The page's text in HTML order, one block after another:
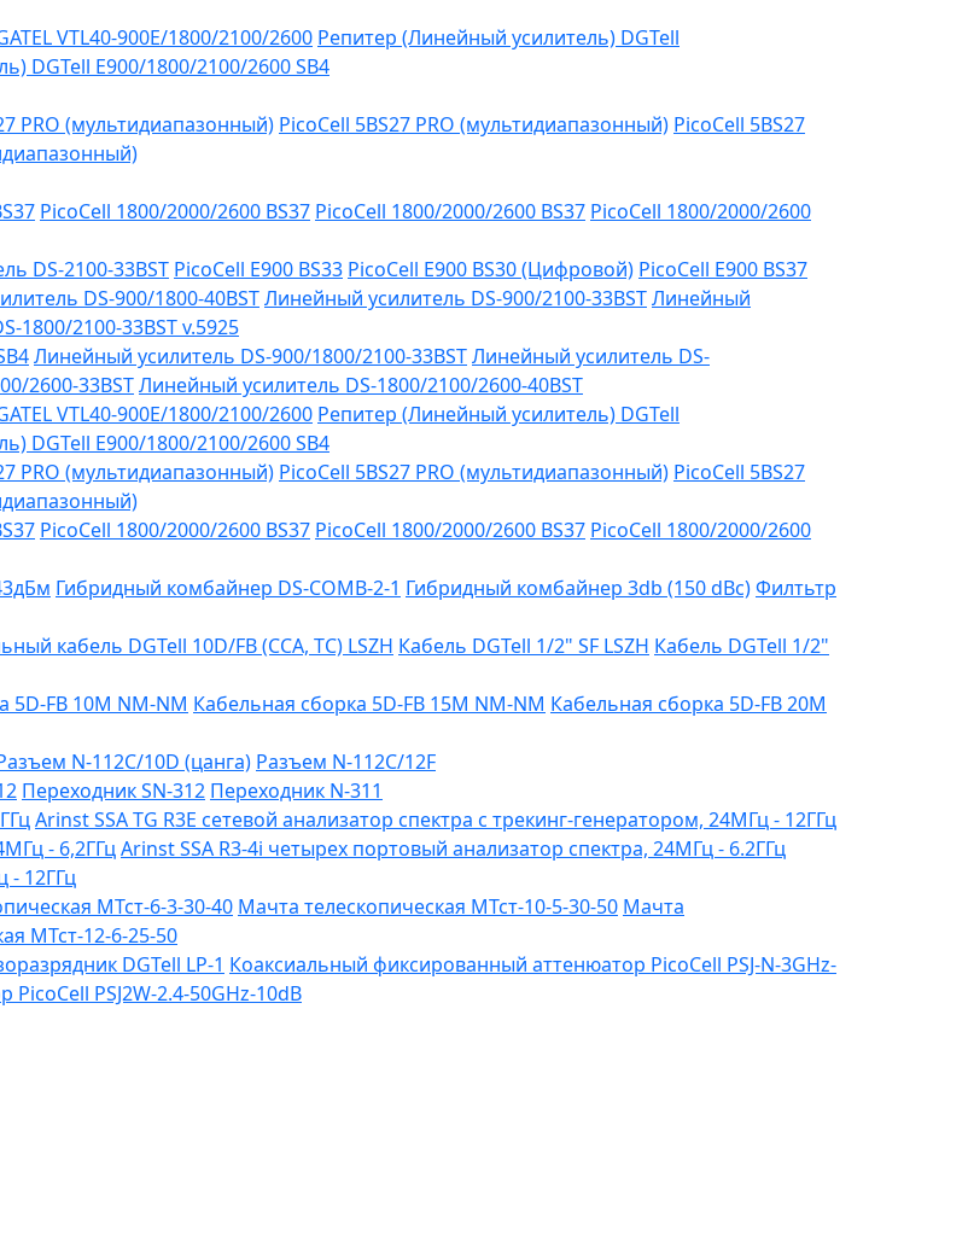
VTL40-900E/1800/2100/2600 Репитер (Линейный усилитель) DGTell
DGTell Е900/1800/2100/2600 SB4
PRO (мультидиапазонный) PicoCell 5BS27 PRO (мультидиапазонный) PicoCell 5BS27
PicoCell 1800/2000/2600 BS37 PicoCell 1800/2000/2600 BS37 PicoCell 1800/2000/2600
DS-2100-33BST PicoCell E900 BS33 PicoCell E900 BS30 (Цифровой) PicoCell E900 BS37
DS-900/1800-40BSTЛинейный усилитель DS-900/2100-33BSTЛинейный
1800/2100-33BST v.5925
Линейный усилитель DS-900/1800/2100-33BSTЛинейный усилитель DS-
2600-33BSTЛинейный усилитель DS-1800/2100/2600-40BST
VTL40-900E/1800/2100/2600 Репитер (Линейный усилитель) DGTell
DGTell Е900/1800/2100/2600 SB4
PRO (мультидиапазонный) PicoCell 5BS27 PRO (мультидиапазонный) PicoCell 5BS27
PicoCell 1800/2000/2600 BS37 PicoCell 1800/2000/2600 BS37 PicoCell 1800/2000/2600
Гибридный комбайнер DS-COMB-2-1 Гибридный комбайнер 3db (150 dBc)Филтьтр
кабель DGTell 10D/FB (CCA, TC) LSZH Кабель DGTell 1/2" SF LSZH Кабель DGTell 1/2"
5D-FB 10М NM-NM Кабельная сборка 5D-FB 15М NM-NM Кабельная сборка 5D-FB 20М
N-112C/10D (цанга) Разъем N-112C/12F
Переходник SN-312 Переходник N-311
Arinst SSA TG R3Е сетевой анализатор спектра с трекинг-генератором, 24МГц - 12ГГц
- 6,2ГГцArinst SSA R3-4i четырех портовый анализатор спектра, 24МГц - 6.2ГГц
- 12ГГц
МТст-6-3-30-40 Мачта телескопическая МТст-10-5-30-50 Мачта
МТст-12-6-25-50
DGTell LP-1 Коаксиальный фиксированный аттенюатор PicoCell PSJ-N-3GHz-
PSJ2W-2.4-50GHz-10dB